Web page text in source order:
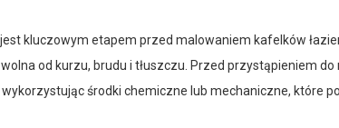
kluczowym etapem przed malowaniem kafelków
od kurzu, brudu i tłuszczu. Przed przystąpieniem do
środki chemiczne lub mechaniczne, które